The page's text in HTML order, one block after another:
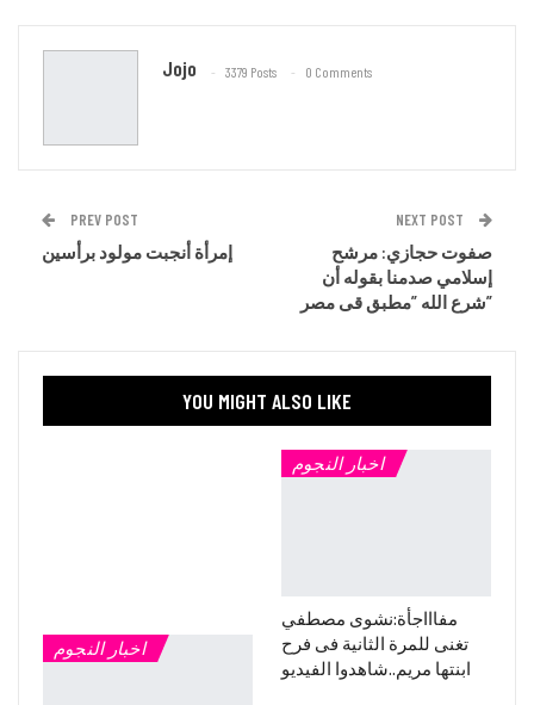
Jojo 3379 Posts 0 Comments
PREV POST
إمرأة أنجبت مولود برأسين
NEXT POST
صفوت حجازي: مرشح
إسلامي صدمنا بقوله أن
شرع الله ”مطبق قى مصر”
YOU MIGHT ALSO LIKE
اخبار النجوم
اخبار النجوم
مفاااجأة:نشوى مصطفي
تغنى للمرة الثانية فى فرح
ابنتها مريم..شاهدوا الفيديو